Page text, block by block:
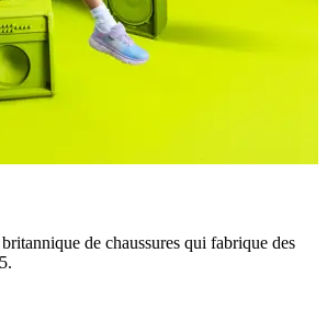
de chaussures qui fabrique des